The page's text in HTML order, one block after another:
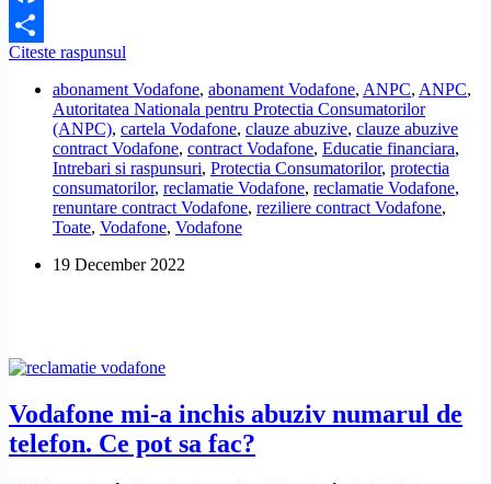
Facebook
Share
Citeste raspunsul
vrea
sa-
mi
inchida
abonamentul!
Ce
pot
sa
abonament Vodafone, abonament Vodafone, ANPC, ANPC,
Autoritatea Nationala pentru Protectia Consumatorilor
(ANPC), cartela Vodafone, clauze abuzive, clauze abuzive
contract Vodafone, contract Vodafone, Educatie financiara,
Intrebari si raspunsuri, Protectia Consumatorilor, protectia
consumatorilor, reclamatie Vodafone, reclamatie Vodafone,
renuntare contract Vodafone, reziliere contract Vodafone,
Toate, Vodafone, Vodafone
19 December 2022
Vodafone mi-a inchis abuziv numarul de
telefon. Ce pot sa fac?